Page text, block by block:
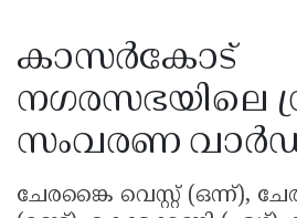
കാസർകോട്
നഗരസഭയിലെ
സംവരണ
ചേരങ്കൈ വെസ്റ്റ് (ഒന്ന്),